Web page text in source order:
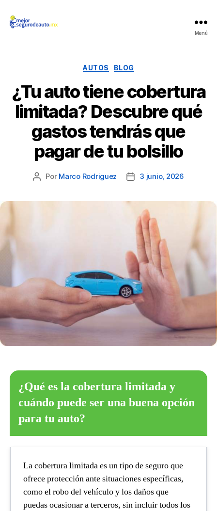
Menú
Categorías
AUTOS BLOG
¿Tu auto tiene cobertura
limitada? Descubre qué
gastos tendrás que
pagar de tu bolsillo
Autor
Por Marco Rodriguez
Fecha
publicación
3 junio, 2026
¿Qué es la cobertura limitada y
cuándo puede ser una buena opción
para tu auto?
La cobertura limitada es un tipo de seguro que
ofrece protección ante situaciones específicas,
como el robo del vehículo y los daños que
puedas ocasionar a terceros, sin incluir todos los